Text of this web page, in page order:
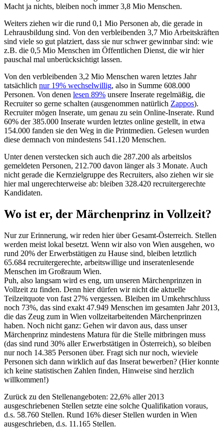
Macht ja nichts, bleiben noch immer 3,8 Mio Menschen.
Weiters ziehen wir die rund 0,1 Mio Personen ab, die gerade in
Lehrausbildung sind. Von den verbleibenden 3,7 Mio Arbeitskräften
sind viele so gut platziert, dass sie nur schwer gewinnbar sind: wie
z.B. die 0,5 Mio Menschen im Öffentlichen Dienst, die wir hier
pauschal mal unberücksichtigt lassen.
Von den verbleibenden 3,2 Mio Menschen waren letztes Jahr
tatsächlich nur 19% wechselwillig, also in Summe 608.000
Personen. Von denen lesen 89% unsere Inserate regelmäßig, die
Recruiter so gerne schalten (ausgenommen natürlich Zappos).
Recruiter mögen Inserate, um genau zu sein Online-Inserate. Rund
60% der 385.000 Inserate wurden letztes online gestellt, in etwa
154.000 fanden sie den Weg in die Printmedien. Gelesen wurden
diese demnach von mindestens 541.120 Menschen.
Unter denen verstecken sich auch die 287.200 als arbeitslos
gemeldeten Personen, 212.700 davon länger als 3 Monate. Auch
nicht gerade die Kernzielgruppe des Recruiters, also ziehen wir sie
hier mal ungerechterweise ab: bleiben 328.420 recruitergerechte
Kandidaten.
Wo ist er, der Märchenprinz in Vollzeit?
Nur zur Erinnerung, wir reden hier über Gesamt-Österreich. Stellen
werden meist lokal besetzt. Wenn wir also von Wien ausgehen, wo
rund 20% der Erwerbstätigen zu Hause sind, bleiben letztlich
65.684 recruitergerechte, arbeitswillige und inseratenlesende
Menschen im Großraum Wien.
Puh, also langsam wird es eng, um unseren Märchenprinzen in
Vollzeit zu finden. Denn hier dürfen wir nicht die aktuelle
Teilzeitquote von fast 27% vergessen. Bleiben im Umkehrschluss
noch 73%, das sind exakt 47.949 Menschen im gesamten Jahr 2013,
die das Zeug zum in Wien vollzeitarbeitenden Märchenprinzen
haben. Noch nicht ganz: Gehen wir davon aus, dass unser
Märchenprinz mindestens Matura für die Stelle mitbringen muss
(das sind rund 30% aller Erwerbstätigen in Österreich), so bleiben
nur noch 14.385 Personen über. Fragt sich nur noch, wieviele
Personen sich dann wirklich auf das Inserat bewerben? (Hier konnte
ich keine statistischen Zahlen finden, Hinweise sind herzlich
willkommen!)
Zurück zu den Stellenangeboten: 22,6% aller 2013
ausgeschriebenen Stellen setzte eine solche Qualifikation voraus,
d.s. 58.760 Stellen. Rund 16% dieser Stellen wurden in Wien
ausgeschrieben, d.s. 11.165 Stellen.